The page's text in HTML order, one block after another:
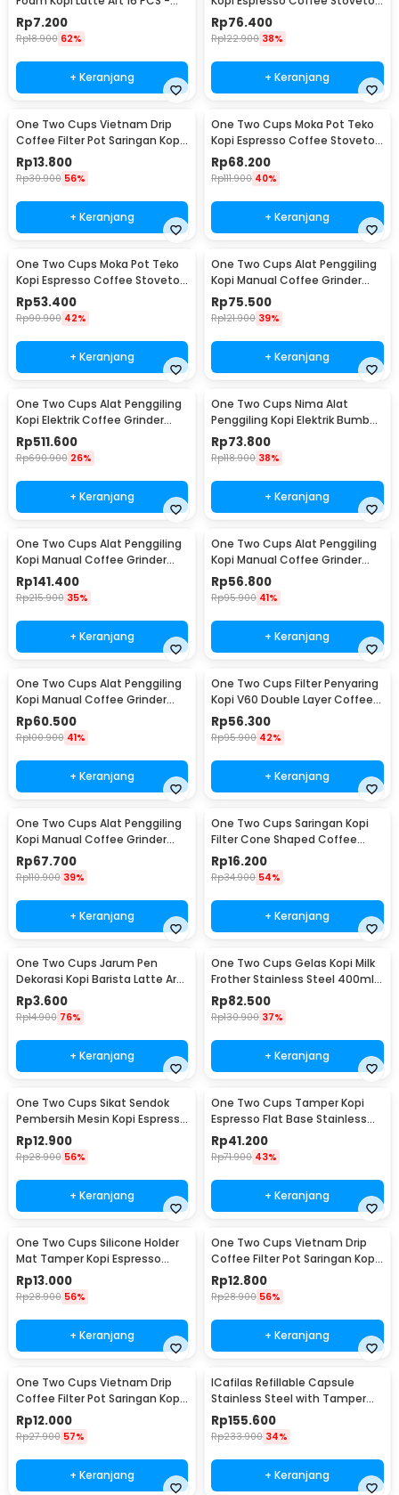
JJYE01
Rp7.200
Rp18.900 62%
+ Keranjang
6 Cup 300ml - Z20
Rp76.400
Rp122.900 38%
+ Keranjang
One Two Cups Vietnam Drip
Coffee Filter Pot Saringan Kopi
180ml 8Q - LC1
Rp13.800
Rp30.900 56%
+ Keranjang
One Two Cups Moka Pot Teko
Kopi Espresso Coffee Stovetop
4 Cup 200ml - Z20
Rp68.200
Rp111.900 40%
+ Keranjang
One Two Cups Moka Pot Teko
Kopi Espresso Coffee Stovetop
2 Cup 100ml - Z20
Rp53.400
Rp90.900 42%
+ Keranjang
One Two Cups Alat Penggiling
Kopi Manual Coffee Grinder
Wood - 16290
Rp75.500
Rp121.900 39%
+ Keranjang
One Two Cups Alat Penggiling
Kopi Elektrik Coffee Grinder
Adjustable - 600N
Rp511.600
Rp690.900 26%
+ Keranjang
One Two Cups Nima Alat
Penggiling Kopi Elektrik Bumbu
Coffee Grinder - NM-8300
Rp73.800
Rp118.900 38%
+ Keranjang
One Two Cups Alat Penggiling
Kopi Manual Coffee Grinder
Wood 30g - CW85532
Rp141.400
Rp215.900 35%
+ Keranjang
One Two Cups Alat Penggiling
Kopi Manual Coffee Grinder
160ml - CF012
Rp56.800
Rp95.900 41%
+ Keranjang
One Two Cups Alat Penggiling
Kopi Manual Coffee Grinder
Adjustable - RHNHA0176
Rp60.500
Rp100.900 41%
+ Keranjang
One Two Cups Filter Penyaring
Kopi V60 Double Layer Coffee
Filter - FS-40S
Rp56.300
Rp95.900 42%
+ Keranjang
One Two Cups Alat Penggiling
Kopi Manual Coffee Grinder
Adjustable - CF4146
Rp67.700
Rp110.900 39%
+ Keranjang
One Two Cups Saringan Kopi
Filter Cone Shaped Coffee
Dripper 1 PCS - K741
Rp16.200
Rp34.900 54%
+ Keranjang
One Two Cups Jarum Pen
Dekorasi Kopi Barista Latte Art
Needle 13cm - F3F27
Rp3.600
Rp14.900 76%
+ Keranjang
One Two Cups Gelas Kopi Milk
Frother Stainless Steel 400ml -
WZ0011
Rp82.500
Rp130.900 37%
+ Keranjang
One Two Cups Sikat Sendok
Pembersih Mesin Kopi Espresso
2in1 - 8809
Rp12.900
Rp28.900 56%
+ Keranjang
One Two Cups Tamper Kopi
Espresso Flat Base Stainless
Steel 51mm - SS51
Rp41.200
Rp71.900 43%
+ Keranjang
One Two Cups Silicone Holder
Mat Tamper Kopi Espresso
Barista - 0310
Rp13.000
Rp28.900 56%
+ Keranjang
One Two Cups Vietnam Drip
Coffee Filter Pot Saringan Kopi
124ml 7Q - LC1
Rp12.800
Rp28.900 56%
+ Keranjang
One Two Cups Vietnam Drip
Coffee Filter Pot Saringan Kopi
114ml 6Q - LC1
Rp12.000
Rp27.900 57%
+ Keranjang
ICafilas Refillable Capsule
Stainless Steel with Tamper
for Nespresso - F456
Rp155.600
Rp233.900 34%
+ Keranjang